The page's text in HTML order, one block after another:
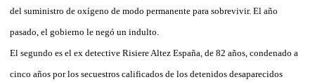
del suministro de oxígeno de modo permanente para sobrevivir. El año
pasado, el gobierno le negó un indulto.
El segundo es el ex detective Risiere Altez España, de 82 años, condenado a
cinco años por los secuestros calificados de los detenidos desaparecidos